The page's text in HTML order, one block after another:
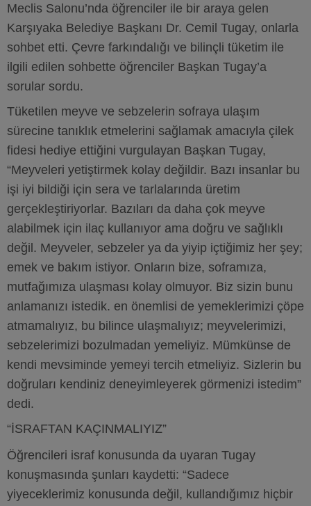
Meclis Salonu’nda öğrenciler ile bir araya gelen
Karşıyaka Belediye Başkanı Dr. Cemil Tugay, onlarla
sohbet etti. Çevre farkındalığı ve bilinçli tüketim ile
ilgili edilen sohbette öğrenciler Başkan Tugay’a
sorular sordu.
Tüketilen meyve ve sebzelerin sofraya ulaşım
sürecine tanıklık etmelerini sağlamak amacıyla çilek
fidesi hediye ettiğini vurgulayan Başkan Tugay,
“Meyveleri yetiştirmek kolay değildir. Bazı insanlar bu
işi iyi bildiği için sera ve tarlalarında üretim
gerçekleştiriyorlar. Bazıları da daha çok meyve
alabilmek için ilaç kullanıyor ama doğru ve sağlıklı
değil. Meyveler, sebzeler ya da yiyip içtiğimiz her şey;
emek ve bakım istiyor. Onların bize, soframıza,
mutfağımıza ulaşması kolay olmuyor. Biz sizin bunu
anlamanızı istedik. en önemlisi de yemeklerimizi çöpe
atmamalıyız, bu bilince ulaşmalıyız; meyvelerimizi,
sebzelerimizi bozulmadan yemeliyiz. Mümkünse de
kendi mevsiminde yemeyi tercih etmeliyiz. Sizlerin bu
doğruları kendiniz deneyimleyerek görmenizi istedim”
dedi.
“İSRAFTAN KAÇINMALIYIZ”
Öğrencileri israf konusunda da uyaran Tugay
konuşmasında şunları kaydetti: “Sadece
yiyeceklerimiz konusunda değil, kullandığımız hiçbir